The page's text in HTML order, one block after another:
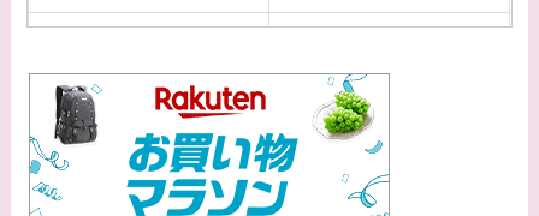
る芸能人３選！白洲次
郎との関係は？ジャニ
ーズ出身？
【画像】山田裕貴の家